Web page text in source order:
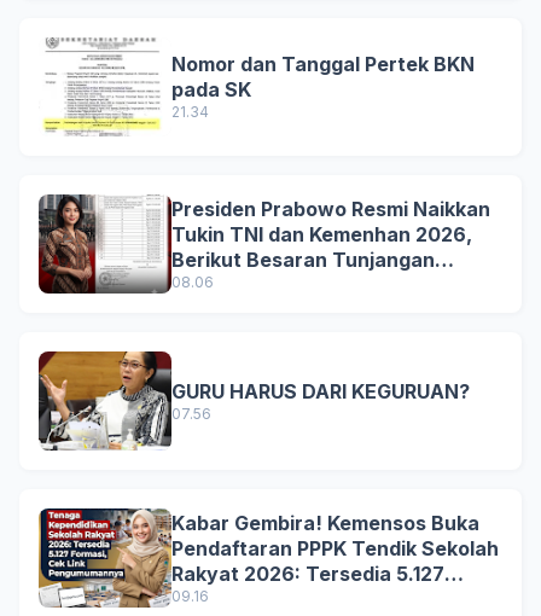
Nomor dan Tanggal Pertek BKN
pada SK
21.34
Presiden Prabowo Resmi Naikkan
Tukin TNI dan Kemenhan 2026,
Berikut Besaran Tunjangan
Terbaru
08.06
GURU HARUS DARI KEGURUAN?
07.56
Kabar Gembira! Kemensos Buka
Pendaftaran PPPK Tendik Sekolah
Rakyat 2026: Tersedia 5.127
Formasi, Simak Syarat dan
09.16